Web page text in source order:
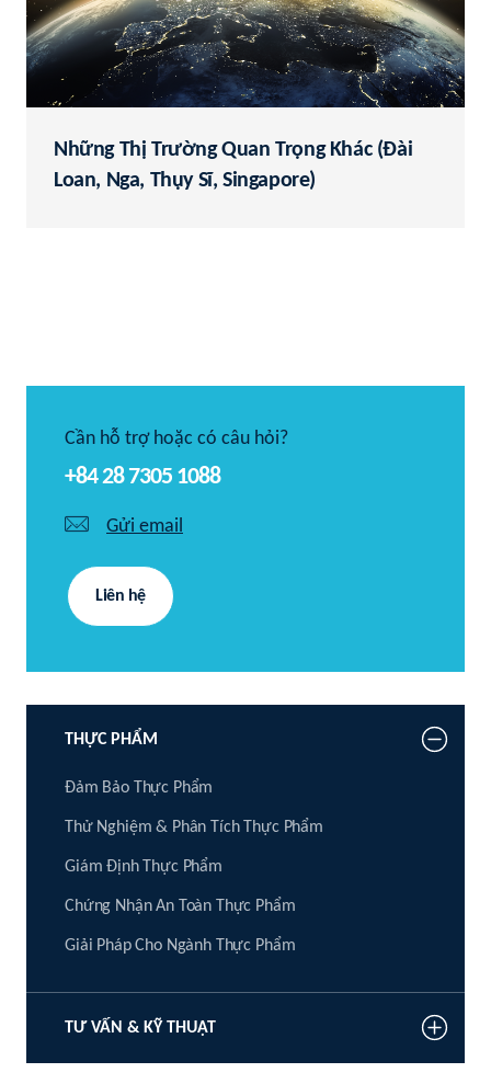
Những Thị Trường Quan Trọng Khác (Đài
Loan, Nga, Thụy Sĩ, Singapore)
Cần hỗ trợ hoặc có câu hỏi?
+84 28 7305 1088
Gửi email
Liên hệ
THỰC PHẨM
Đảm Bảo Thực Phẩm
Thử Nghiệm & Phân Tích Thực Phẩm
Giám Định Thực Phẩm
Chứng Nhận An Toàn Thực Phẩm
Giải Pháp Cho Ngành Thực Phẩm
TƯ VẤN & KỸ THUẬT